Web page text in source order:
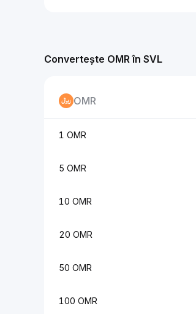
Convertește OMR în SVL
OMR
1 OMR
5 OMR
10 OMR
20 OMR
50 OMR
100 OMR